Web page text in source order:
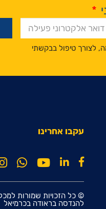
*
לצורך טיפול בבקשתי
עקבו אחרינו
© כל הזכויות שמורות
להנדסה בראודה בכרמיאל